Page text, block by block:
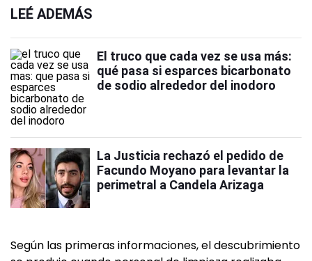
LEÉ ADEMÁS
El truco que cada vez se usa más:
qué pasa si esparces bicarbonato
de sodio alrededor del inodoro
La Justicia rechazó el pedido de
Facundo Moyano para levantar la
perimetral a Candela Arizaga
Según las primeras informaciones, el descubrimiento